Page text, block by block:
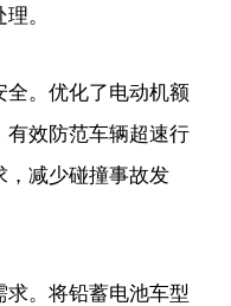
。
。优化了电动机额
有效防范车辆超速行
，减少碰撞事故发
。将铅蓄电池车型